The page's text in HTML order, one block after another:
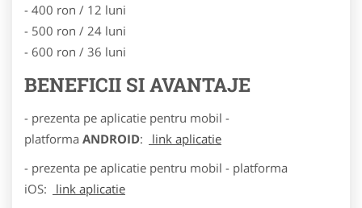
- 400 ron / 12 luni
- 500 ron / 24 luni
- 600 ron / 36 luni
BENEFICII SI AVANTAJE
- prezenta pe aplicatie pentru mobil -
platforma ANDROID:
link aplicatie
- prezenta pe aplicatie pentru mobil - platforma
iOS:
link aplicatie